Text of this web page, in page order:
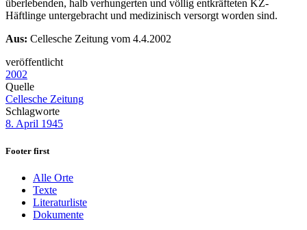
überlebenden, halb verhungerten und völlig entkräfteten KZ-
Häftlinge untergebracht und medizinisch versorgt worden sind.
Aus: Cellesche Zeitung vom 4.4.2002
veröffentlicht
2002
Quelle
Cellesche Zeitung
Schlagworte
8. April 1945
Footer first
Alle Orte
Texte
Literaturliste
Dokumente